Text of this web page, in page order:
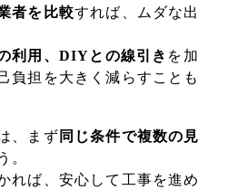
者を比較すれば、ムダな出
利用、DIYとの線引き を加
負担を大きく減らすことも
、まず 同じ条件で複数の見
。
れば、安心して工事を進め